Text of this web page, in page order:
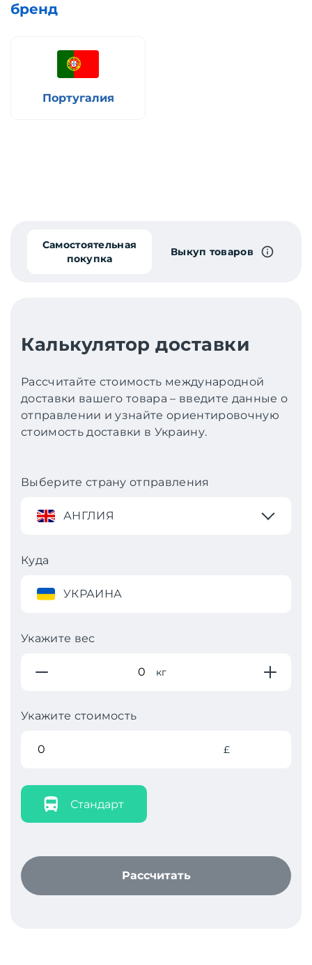
бренд
Португалия
Самостоятельная
покупка
Выкуп товаров
Калькулятор доставки
Рассчитайте стоимость международной
доставки вашего товара – введите данные о
отправлении и узнайте ориентировочную
стоимость доставки в Украину.
Выберите страну отправления
АНГЛИЯ
Куда
УКРАИНА
Укажите вес
кг
Укажите стоимость
£
Стандарт
Рассчитать